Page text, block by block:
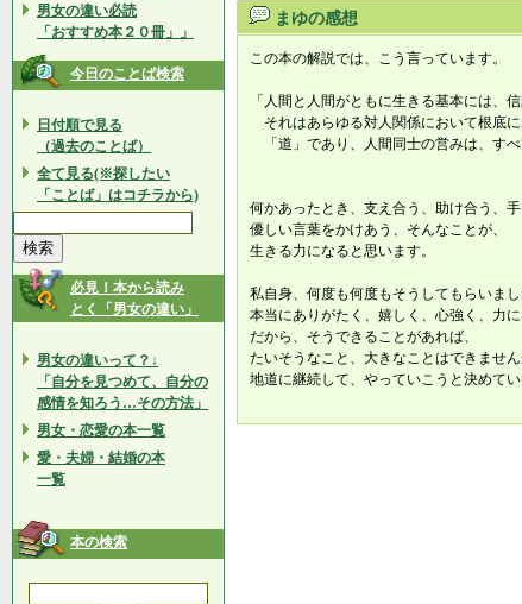
男女の違い必読
「おすすめ本２０冊」」
今日のことば検索
日付順で見る
（過去のことば）
全て見る(※探したい
「ことば」はコチラから)
必見！本から読み
とく「男女の違い」
男女の違いって？↓
「自分を見つめて、自分の
感情を知ろう…その方法」
男女・恋愛の本一覧
愛・夫婦・結婚の本
一覧
本の検索
まゆの感想
この本の解説では、こう言っています。
「人間と人間がともに生きる基本には、信
それはあらゆる対人関係において根底
「道」であり、人間同士の営みは、すべ
何かあったとき、支え合う、助け合う、手
優しい言葉をかけあう、そんなことが、
生きる力になると思います。
私自身、何度も何度もそうしてもらいまし
本当にありがたく、嬉しく、心強く、力に
だから、そうできることがあれば、
たいそうなこと、大きなことはできません
地道に継続して、やっていこうと決めてい